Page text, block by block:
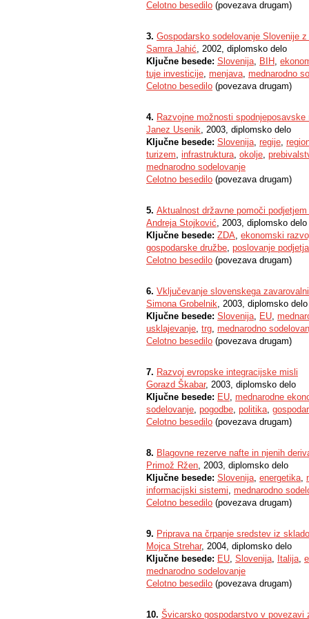
Celotno besedilo (povezava drugam)
3. Gospodarsko sodelovanje Slovenije
Samra Jahić, 2002, diplomsko delo
Ključne besede: Slovenija, BIH ,
tuje investicije, menjava, mednarodno
Celotno besedilo (povezava drugam)
4. Razvojne možnosti
Janez Usenik, 2003, diplomsko delo
Ključne besede: Slovenija, regije,
turizem, infrastruktura, okolje,
mednarodno sodelovanje
Celotno besedilo (povezava drugam)
5. Aktualnost državne pomoči
Andreja Stojković, 2003, diplomsko delo
Ključne besede: ZDA, ekonomski
gospodarske družbe, poslovanje podjetja
Celotno besedilo (povezava drugam)
6. Vključevanje slovenskega
Simona Grobelnik, 2003, diplomsko delo
Ključne besede: Slovenija, EU,
usklajevanje, trg, mednarodno
Celotno besedilo (povezava drugam)
7. Razvoj evropske integracijske misli
Gorazd Škabar, 2003, diplomsko delo
Ključne besede: EU, mednarodne
sodelovanje, pogodbe, politika,
Celotno besedilo (povezava drugam)
8. Blagovne rezerve nafte in njenih
Primož Ržen, 2003, diplomsko delo
Ključne besede: Slovenija, energetika,
informacijski sistemi, mednarodno
Celotno besedilo (povezava drugam)
9. Priprava na črpanje sredstev iz
Mojca Strehar, 2004, diplomsko delo
Ključne besede: EU, Slovenija, Italija,
mednarodno sodelovanje
Celotno besedilo (povezava drugam)
10. Švicarsko gospodarstvo v povezavi